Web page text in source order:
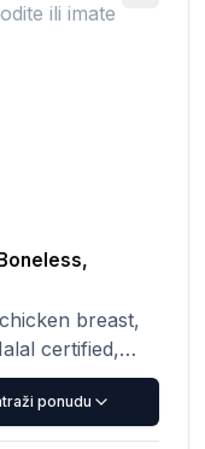
ili imate
breast,
certified,
China.
10kg cartons
ponudu